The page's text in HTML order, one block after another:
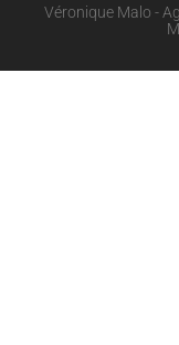
Véronique Malo -